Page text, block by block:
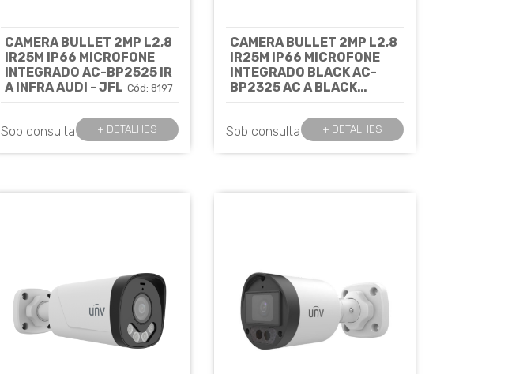
CAMERA BULLET 2MP L2,8
IR25M IP66 MICROFONE
INTEGRADO AC-BP2525 IR
A INFRA AUDI - JFL Cód: 8197
Sob consulta + DETALHES
CAMERA BULLET 2MP L2,8
IR25M IP66 MICROFONE
INTEGRADO BLACK AC-
BP2325 AC A BLACK
Sob consulta + DETALHES